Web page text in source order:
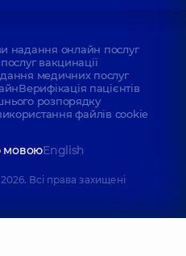
надання онлайн послуг
вакцинації
медичних послуг
Верифікація пацієнтів
розпорядку
файлів cookie
мовоюEnglish
Всі права захищені